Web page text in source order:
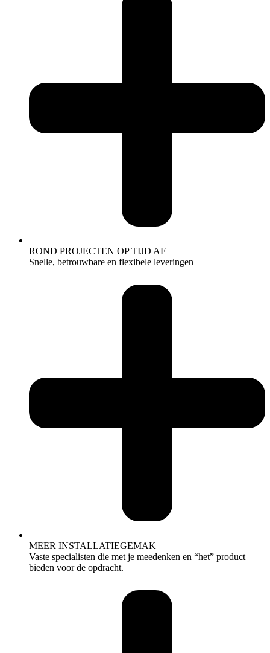
ROND PROJECTEN OP TIJD AF
Snelle, betrouwbare en flexibele leveringen
MEER INSTALLATIEGEMAK
Vaste specialisten die met je meedenken en “het” product
bieden voor de opdracht.